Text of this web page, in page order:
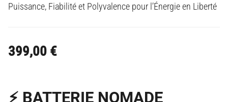
Puissance, Fiabilité et Polyvalence pour l’Énergie en Liberté
399,00 €
⚡ BATTERIE NOMADE